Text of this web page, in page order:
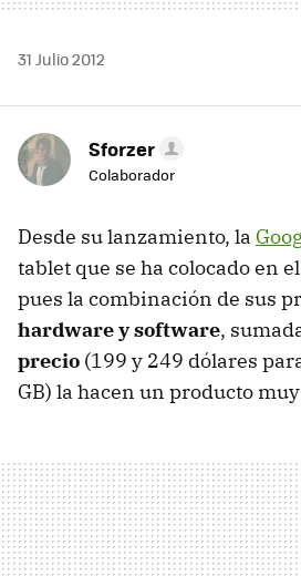
31 Julio 2012
Sforzer
Colaborador
Desde su lanzamiento, la
tablet que se ha colocado en
pues la combinación de sus
hardware y software,
precio (199 y 249 dólares
GB) la hacen un producto